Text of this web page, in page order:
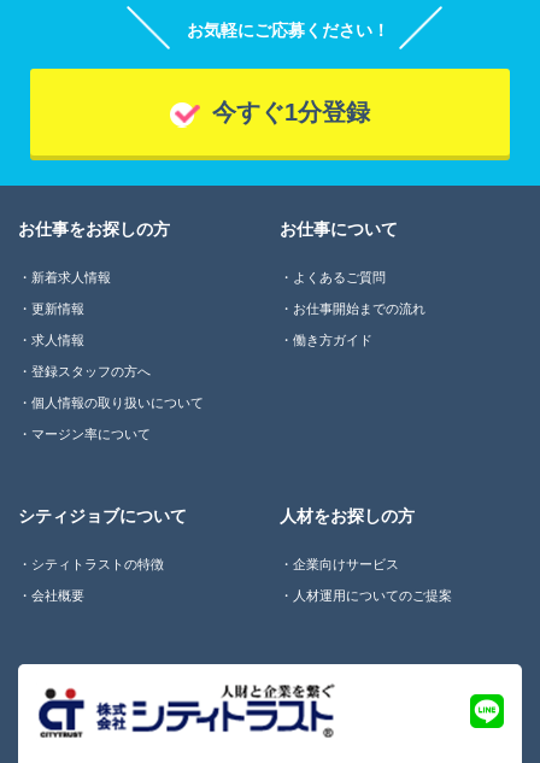
お気軽にご応募ください！
今すぐ1分登録
お仕事をお探しの方
新着求人情報
更新情報
求人情報
登録スタッフの方へ
個人情報の取り扱いについて
マージン率について
お仕事について
よくあるご質問
お仕事開始までの流れ
働き方ガイド
シティジョブについて
シティトラストの特徴
会社概要
人材をお探しの方
企業向けサービス
人材運用についてのご提案